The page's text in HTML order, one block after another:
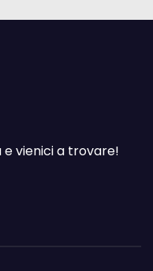
vienici a trovare!